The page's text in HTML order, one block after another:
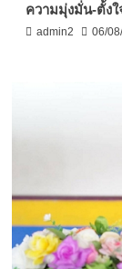
ความมุ่งมั่น-ตั้ง
admin2 06/